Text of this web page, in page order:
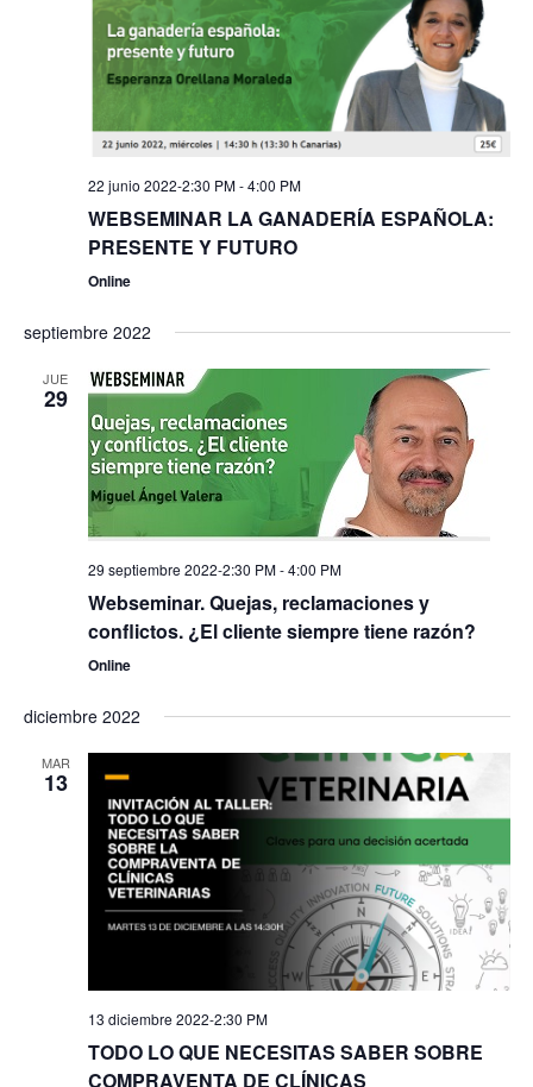
22 junio 2022-2:30 PM-4:00 PM
WEBSEMINAR LA GANADERÍA ESPAÑOLA:
PRESENTE Y FUTURO
Online
septiembre 2022
JUE
29
29 septiembre 2022-2:30 PM-4:00 PM
Webseminar. Quejas, reclamaciones y
conflictos. ¿El cliente siempre tiene razón?
Online
diciembre 2022
MAR
13
13 diciembre 2022-2:30 PM
TODO LO QUE NECESITAS SABER SOBRE
COMPRAVENTA DE CLÍNICAS